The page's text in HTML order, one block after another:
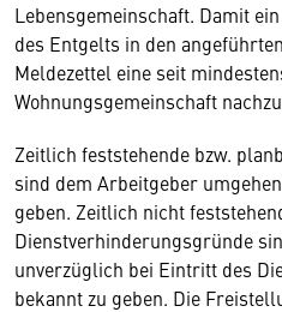
Lebensgemeinschaft. Damit
des Entgelts in den
Meldezettel eine seit
Wohnungsgemeinschaft
Zeitlich feststehende bzw.
sind dem Arbeitgeber
geben. Zeitlich nicht
Dienstverhinderungsgründe
unverzüglich bei Eintritt des
bekannt zu geben. Die